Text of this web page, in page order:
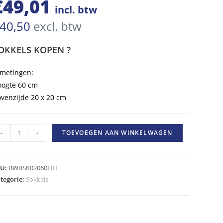
49,01 incl. btw
excl. btw
KOPEN ?
60 cm
20 x 20 cm
- + TOEVOEGEN AAN WINKELWAGEN
BWBSK02060HH
Sokkels